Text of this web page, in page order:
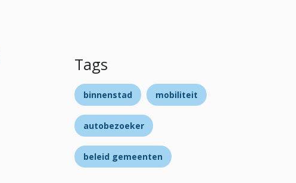
Tags
binnenstad mobiliteit
autobezoeker
beleid gemeenten